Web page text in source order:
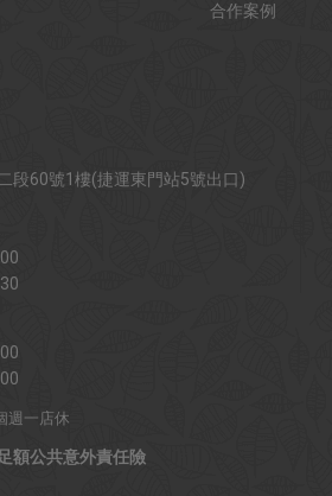
合作案例
段60號1樓(捷運東門站5號出口)
週一店休
額公共意外責任險